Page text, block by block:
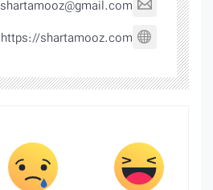
shartamooz@gmail.com
https://shartamooz.com